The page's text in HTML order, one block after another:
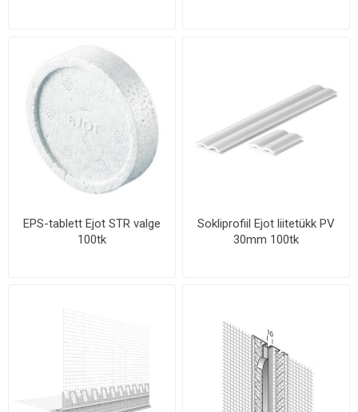
EPS-tablett Ejot STR valge
100tk
Sokliprofiil Ejot liitetükk PV
30mm 100tk